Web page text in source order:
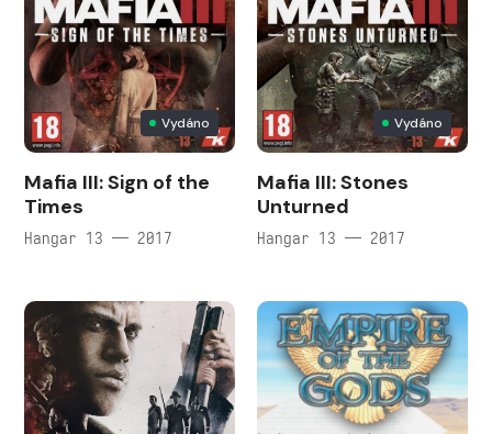
Vydáno
Mafia III: Sign of the
Times
Hangar 13 — 2017
Vydáno
Mafia III: Stones
Unturned
Hangar 13 — 2017